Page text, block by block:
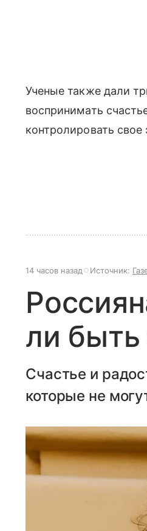
Ученые также дали
воспринимать
контролировать
14 часов назад Источник:
ли быть
Счастье и
которые не